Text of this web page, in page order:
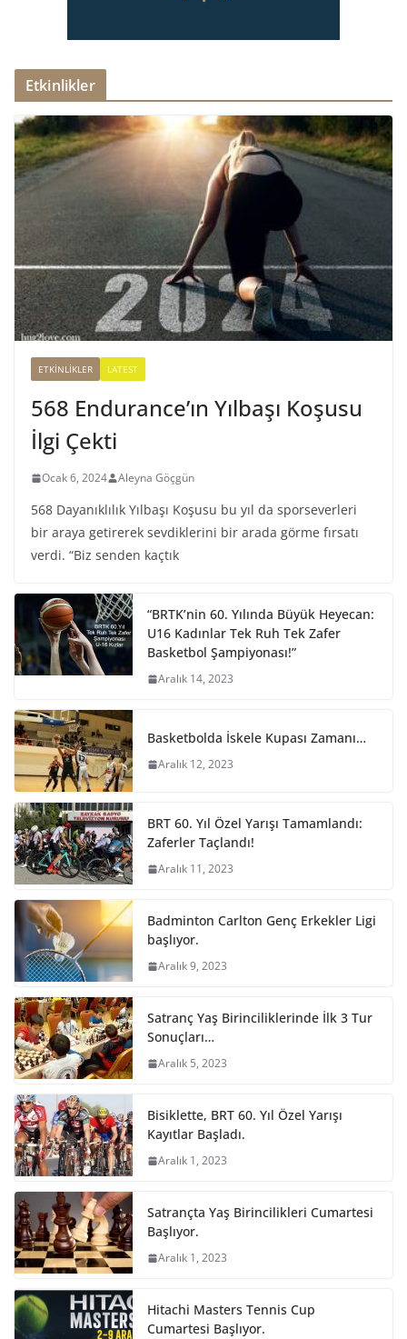
Etkinlikler
ETKINLIKLER LATEST
568 Endurance’ın Yılbaşı Koşusu
İlgi Çekti
Ocak 6, 2024 Aleyna Göçgün
568 Dayanıklılık Yılbaşı Koşusu bu yıl da sporseverleri
bir araya getirerek sevdiklerini bir arada görme fırsatı
verdi. “Biz senden kaçtık
“BRTK’nin 60. Yılında Büyük Heyecan:
U16 Kadınlar Tek Ruh Tek Zafer
Basketbol Şampiyonası!”
Aralık 14, 2023
Basketbolda İskele Kupası Zamanı…
Aralık 12, 2023
BRT 60. Yıl Özel Yarışı Tamamlandı:
Zaferler Taçlandı!
Aralık 11, 2023
Badminton Carlton Genç Erkekler Ligi
başlıyor.
Aralık 9, 2023
Satranç Yaş Birinciliklerinde İlk 3 Tur
Sonuçları…
Aralık 5, 2023
Bisiklette, BRT 60. Yıl Özel Yarışı
Kayıtlar Başladı.
Aralık 1, 2023
Satrançta Yaş Birincilikleri Cumartesi
Başlıyor.
Aralık 1, 2023
Hitachi Masters Tennis Cup
Cumartesi Başlıyor.